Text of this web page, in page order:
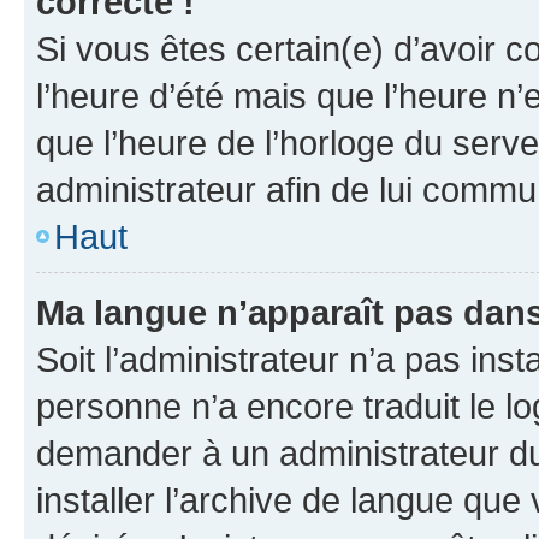
Si vous êtes certain(e) d’avoir
l’heure d’été mais que l’heure
que l’heure de l’horloge du
administrateur afin de lui
Haut
Ma langue n’apparaît pas
Soit l’administrateur n’a pas
personne n’a encore traduit le
demander à un administrateur
installer l’archive de langue